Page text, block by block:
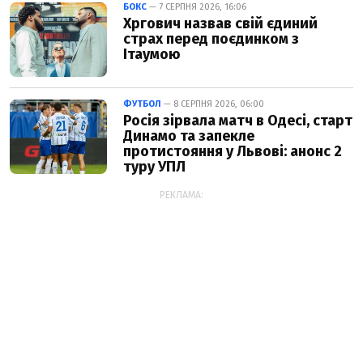
БОКС — 7 СЕРПНЯ 2026, 16:06
Хргович назвав свій єдиний
страх перед поєдинком з
Ітаумою
ФУТБОЛ — 8 СЕРПНЯ 2026, 06:00
Росія зірвала матч в Одесі, старт
Динамо та запекле
протистояння у Львові: анонс 2
туру УПЛ
РЕКЛАМА: